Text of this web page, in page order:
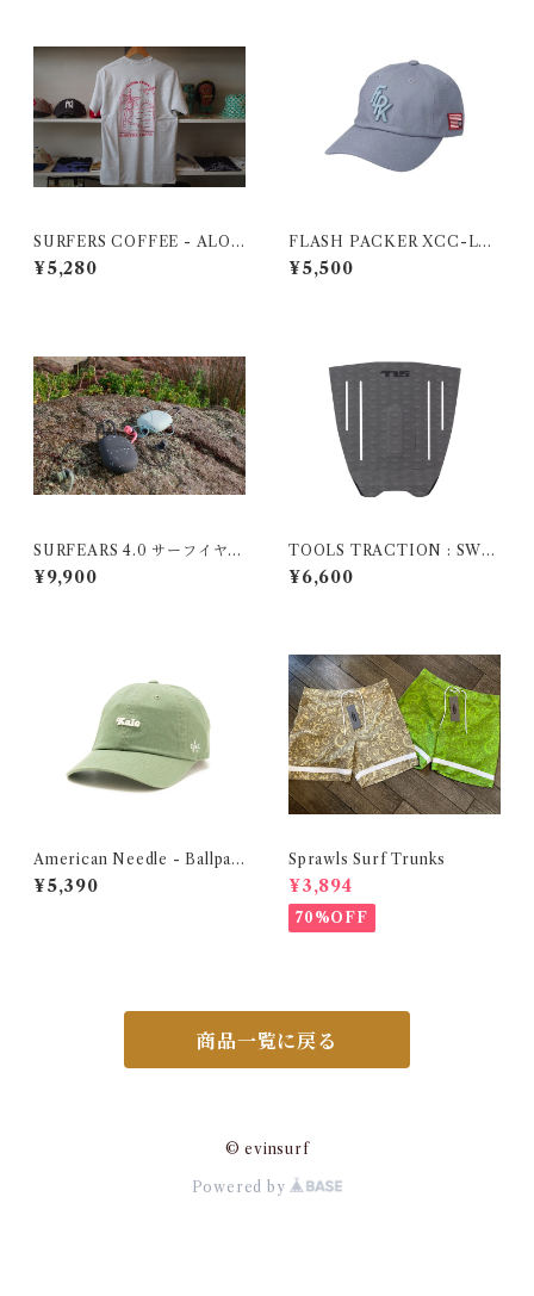
SURFERS COFFEE - ALOH
A FROM HAWAII TEE
¥5,280
FLASH PACKER XCC-LT
D（コットンツイル ローキャ
ップ）BLUE
¥5,500
SURFEARS 4.0 サーフイヤー
| BLACK SAGE
¥9,900
TOOLS TRACTION : SWA
G ECO ALGAE GREY｜スワ
ッグ
¥6,600
American Needle - Ballpar
k Foodie - Kale
¥5,390
Sprawls Surf Trunks
¥3,894
70%OFF
商品一覧に戻る
© evinsurf
Powered by